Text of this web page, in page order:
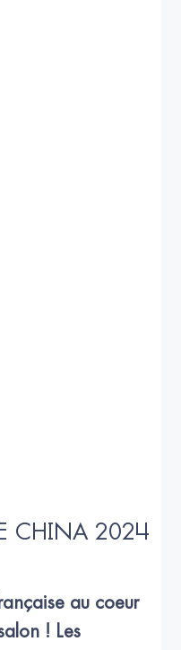
CHINA 2024
au coeur
! Les